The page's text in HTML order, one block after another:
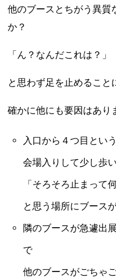
他のブースとちがう異質
か？
「ん？なんだこれは？」
と思わず足を止めること
確かに他にも要因はあり
入口から４つ目という
会場入りして少し歩い
「そろそろ止まって
と思う場所にブース
隣のブースが急遽出
で
他のブースがごちゃ